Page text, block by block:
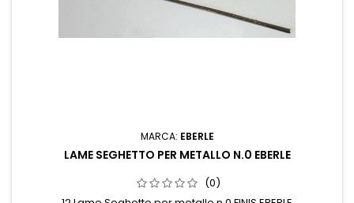
MARCA: EBERLE
LAME SEGHETTO PER METALLO N.0 EBERLE
(0)